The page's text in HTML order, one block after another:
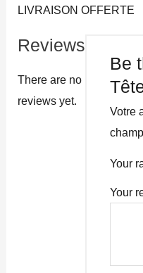
LIVRAISON OFFERTE
Reviews
There are no
reviews yet.
Be
Votre
Your
Your